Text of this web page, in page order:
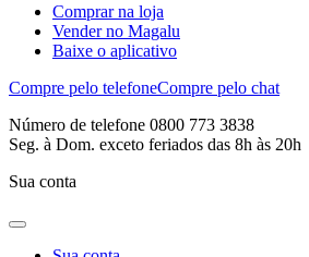
Comprar na loja
Vender no Magalu
Baixe o aplicativo
Compre pelo telefoneCompre pelo chat
Número de telefone 0800 773 3838
Seg. à Dom. exceto feriados das 8h às 20h
Sua conta